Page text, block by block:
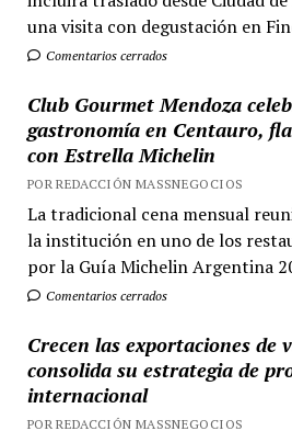
una visita con degustación en
Comentarios cerrados
Club Gourmet Mendoza
gastronomía en Centauro,
con Estrella Michelin
POR REDACCIÓN MASSNEGOCIOS
La tradicional cena mensual
la institución en uno de los
por la Guía Michelin Argentina
Comentarios cerrados
Crecen las exportaciones de
consolida su estrategia de
internacional
POR REDACCIÓN MASSNEGOCIOS